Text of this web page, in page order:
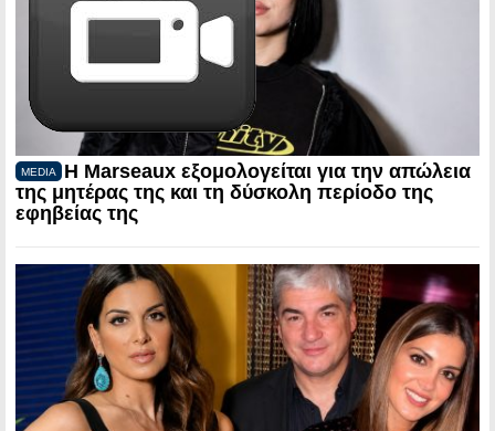
MEDIA
Η Marseaux εξομολογείται για την απώλεια
της μητέρας της και τη δύσκολη περίοδο της
εφηβείας της